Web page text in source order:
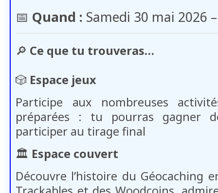
📅​ Quand : Samedi 30 mai 2026
🔎 Ce que tu trouveras…
🎲 Espace jeux
Participe aux nombreuses
préparées : tu pourras gagner
participer au tirage final
🏛️ Espace couvert
Découvre l’histoire du Géocaching